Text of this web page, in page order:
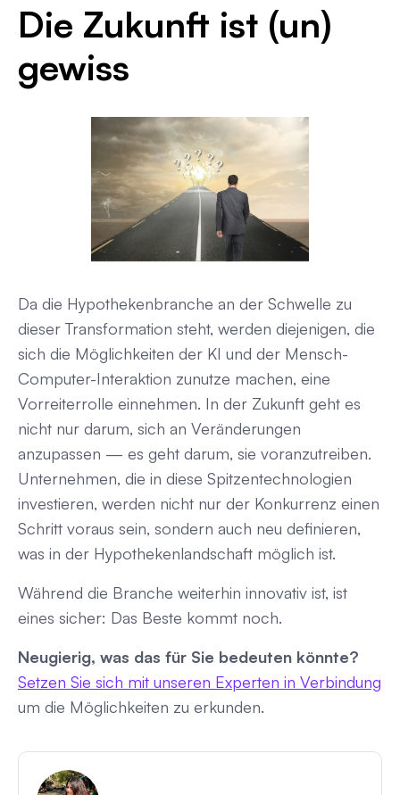
Die Zukunft ist (un)
gewiss
Da die Hypothekenbranche an der Schwelle zu
dieser Transformation steht, werden diejenigen, die
sich die Möglichkeiten der KI und der Mensch-
Computer-Interaktion zunutze machen, eine
Vorreiterrolle einnehmen. In der Zukunft geht es
nicht nur darum, sich an Veränderungen
anzupassen — es geht darum, sie voranzutreiben.
Unternehmen, die in diese Spitzentechnologien
investieren, werden nicht nur der Konkurrenz einen
Schritt voraus sein, sondern auch neu definieren,
was in der Hypothekenlandschaft möglich ist.
Während die Branche weiterhin innovativ ist, ist
eines sicher: Das Beste kommt noch.
Neugierig, was das für Sie bedeuten könnte?
Setzen Sie sich mit unseren Experten in Verbindung
um die Möglichkeiten zu erkunden.